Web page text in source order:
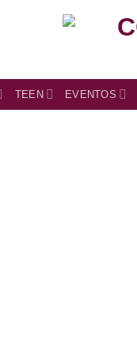
TEEN EVENTOS